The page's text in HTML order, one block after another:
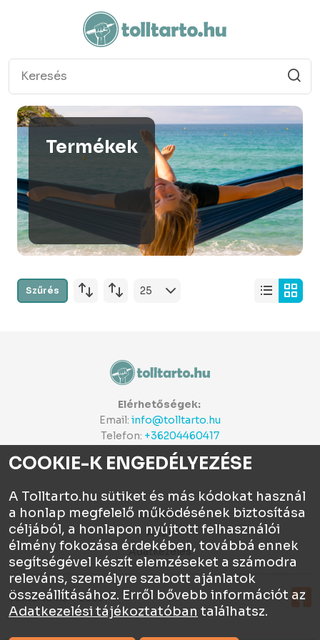
Termékek
Szűrés
Elérhetőségek:
Email: info@tolltarto.hu
Telefon: +36204460417
Céginfo
ÁSZF
Adatkezelés
Tolltartó.hu © 2026
COOKIE-K ENGEDÉLYEZÉSE
A Tolltarto.hu sütiket és más kódokat használ
a honlap megfelelő működésének biztosítása
céljából, a honlapon nyújtott felhasználói
élmény fokozása érdekében, továbbá ennek
segítségével készít elemzéseket a számodra
releváns, személyre szabott ajánlatok
összeállításához. Erről bővebb információt az
Adatkezelési tájékoztatóban találhatsz.